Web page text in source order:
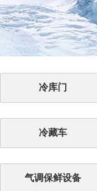
冷库门
冷藏车
气调保鲜设备